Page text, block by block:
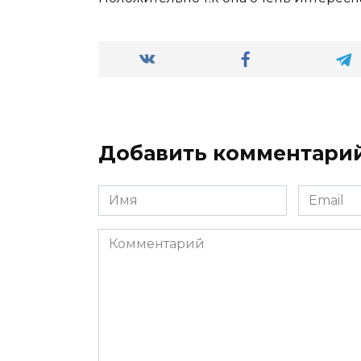
Добавить
Имя
*
Email
*
Комментарий